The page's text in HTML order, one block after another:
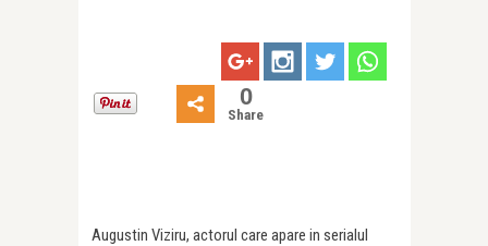
0
Share
Augustin Viziru, actorul care apare in serialul